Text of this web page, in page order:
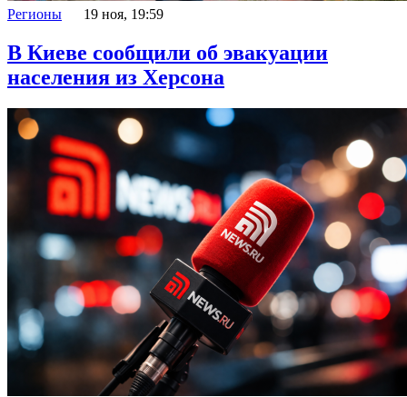
Регионы 19 ноя, 19:59
В Киеве сообщили об эвакуации
населения из Херсона